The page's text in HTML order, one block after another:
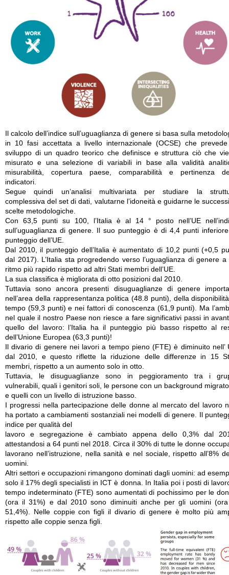
Il calcolo dell’indice sull’uguaglianza di genere si basa sulla
in 10 fasi accettata a livello internazionale (OCSE) che
sviluppo di un quadro teorico che definisce e struttura ciò che
misurato e una selezione di variabili in base alla validità
misurabilità, copertura paese, comparabilità e pertinenza
indicatori.
Segue quindi un’analisi multivariata per studiare la
complessiva del set di dati, valutarne l’idoneità e guidarne le
scelte metodologiche.
Con 63,5 punti su 100, l’Italia è al 14 ° posto nell’UE
sull’uguaglianza di genere. Il suo punteggio è di 4,4 punti
punteggio dell’UE.
Dal 2010, il punteggio dell’Italia è aumentato di 10,2 punti (+0,5
dal 2017). L’Italia sta progredendo verso l’uguaglianza di genere a
ritmo più rapido rispetto ad altri Stati membri dell’UE.
La sua classifica è migliorata di otto posizioni dal 2010.
Tuttavia sono ancora presenti disuguaglianze di genere
nell’area della rappresentanza politica (48.8 punti), della
tempo (59,3 punti) e nei fattori di conoscenza (61,9 punti). Ma
nel quale il nostro Paese non riesce a fare significativi passi in
quello del lavoro: l’Italia ha il punteggio più basso rispetto al
dell’Unione Europea (63,3 punti)!
Il divario di genere nei lavori a tempo pieno (FTE) è diminuito nell’
dal 2010, e questo riflette la riduzione delle differenze in 15
membri, rispetto a un aumento solo in otto.
Tuttavia, le disuguaglianze sono in peggioramento tra i
vulnerabili, quali i genitori soli, le persone con un background
e quelli con un livello di istruzione basso.
I progressi nella partecipazione delle donne al mercato del lavoro
ha portato a cambiamenti sostanziali nei modelli di genere. Il
indice per qualità del
lavoro e segregazione è cambiato appena dello 0,3% dal
attestandosi a 64 punti nel 2018. Circa il 30% di tutte le donne
lavorano nell’istruzione, nella sanità e nel sociale, rispetto all’8%
uomini.
Altri settori e occupazioni rimangono dominati dagli uomini: ad
solo il 17% degli specialisti in ICT è donna. In Italia poi i posti di
tempo indeterminato (FTE) sono aumentati di pochissimo per le
(ora il 31%) e dal 2010 sono diminuiti anche per gli uomini
51,4%). Nelle coppie con figli il divario di genere è molto più
rispetto alle coppie senza figli.